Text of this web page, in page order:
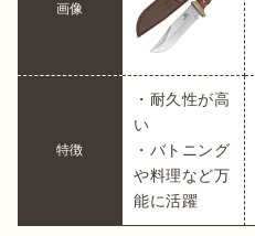
画像
特徴
・耐久性が高
い
・バトニング
や料理など万
能に活躍